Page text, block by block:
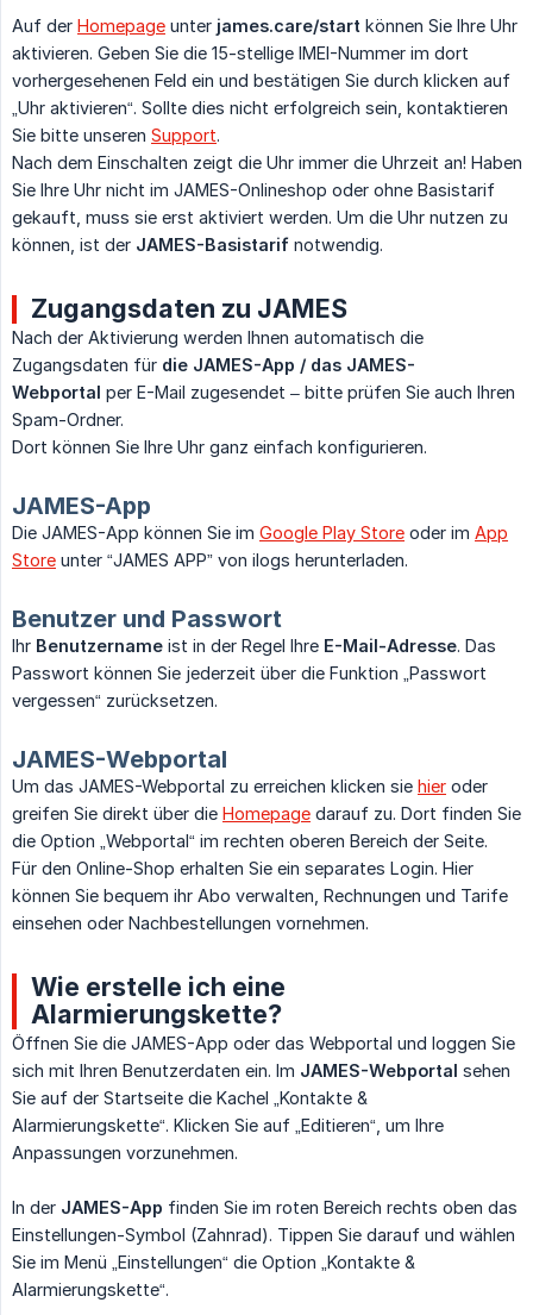
Auf der Homepage unter james.care/start können Sie Ihre Uhr
aktivieren. Geben Sie die 15-stellige IMEI-Nummer im dort
vorhergesehenen Feld ein und bestätigen Sie durch klicken auf
„Uhr aktivieren“. Sollte dies nicht erfolgreich sein, kontaktieren
Sie bitte unseren Support.
Nach dem Einschalten zeigt die Uhr immer die Uhrzeit an! Haben
Sie Ihre Uhr nicht im JAMES-Onlineshop oder ohne Basistarif
gekauft, muss sie erst aktiviert werden. Um die Uhr nutzen zu
können, ist der JAMES-Basistarif notwendig.
Zugangsdaten zu JAMES
Nach der Aktivierung werden Ihnen automatisch die
Zugangsdaten für die JAMES-App / das JAMES-
Webportal per E-Mail zugesendet – bitte prüfen Sie auch Ihren
Spam-Ordner.
Dort können Sie Ihre Uhr ganz einfach konfigurieren.
JAMES-App
Die JAMES-App können Sie im Google Play Store oder im App
Store unter “JAMES APP” von ilogs herunterladen.
Benutzer und Passwort
Ihr Benutzername ist in der Regel Ihre E-Mail-Adresse. Das
Passwort können Sie jederzeit über die Funktion „Passwort
vergessen“ zurücksetzen.
JAMES-Webportal
Um das JAMES-Webportal zu erreichen klicken sie hier oder
greifen Sie direkt über die Homepage darauf zu. Dort finden Sie
die Option „Webportal“ im rechten oberen Bereich der Seite.
Für den Online-Shop erhalten Sie ein separates Login. Hier
können Sie bequem ihr Abo verwalten, Rechnungen und Tarife
einsehen oder Nachbestellungen vornehmen.
Wie erstelle ich eine
Alarmierungskette?
Öffnen Sie die JAMES-App oder das Webportal und loggen Sie
sich mit Ihren Benutzerdaten ein. Im JAMES-Webportal sehen
Sie auf der Startseite die Kachel „Kontakte &
Alarmierungskette“. Klicken Sie auf „Editieren“, um Ihre
Anpassungen vorzunehmen.
In der JAMES-App finden Sie im roten Bereich rechts oben das
Einstellungen-Symbol (Zahnrad). Tippen Sie darauf und wählen
Sie im Menü „Einstellungen“ die Option „Kontakte &
Alarmierungskette“.